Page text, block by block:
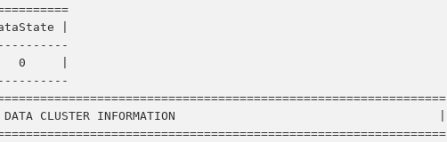
|
0     |
CLUSTER INFORMATION                                     |